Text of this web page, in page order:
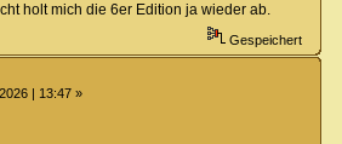
holt mich die 6er Edition ja wieder ab.
Gespeichert
| 13:47 »